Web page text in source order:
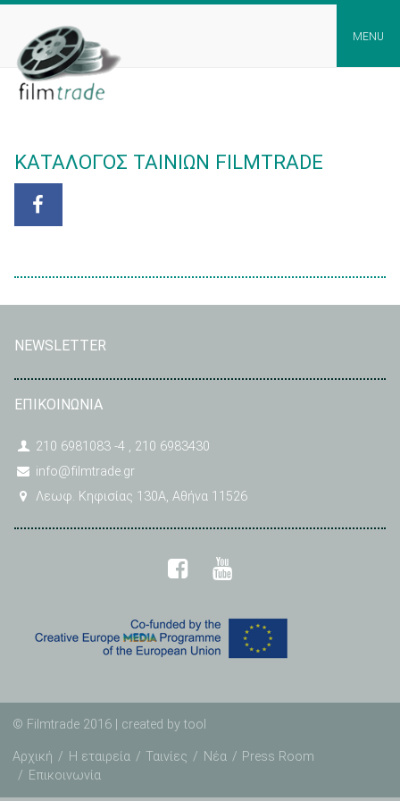
content
MENU
ΚΑΤΑΛΟΓΟΣ ΤΑΙΝΙΩΝ FILMTRADE
NEWSLETTER
ΕΠΙΚΟΙΝΩΝΙΑ
210 6981083 -4 , 210 6983430
info@filmtrade.gr
Λεωφ. Κηφισίας 130A, Αθήνα 11526
© Filmtrade 2016 | created bytool
Αρχική Η εταιρεία Ταινίες Νέα
Press Room
Επικοινωνία